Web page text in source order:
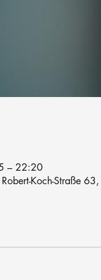
– 22:20
Robert-Koch-Straße